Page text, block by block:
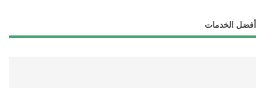
أفضل الخدمات